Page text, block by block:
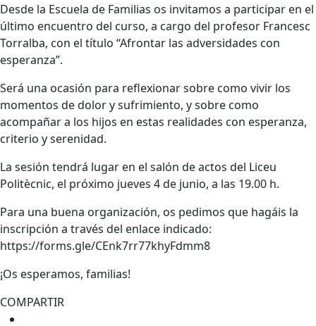
Desde la Escuela de Familias os invitamos a participar en el
último encuentro del curso, a cargo del profesor Francesc
Torralba, con el título “Afrontar las adversidades con
esperanza”.
Será una ocasión para reflexionar sobre como vivir los
momentos de dolor y sufrimiento, y sobre como
acompañar a los hijos en estas realidades con esperanza,
criterio y serenidad.
La sesión tendrá lugar en el salón de actos del Liceu
Politècnic, el próximo jueves 4 de junio, a las 19.00 h.
Para una buena organización, os pedimos que hagáis la
inscripción a través del enlace indicado:
https://forms.gle/CEnk7rr77khyFdmm8
¡Os esperamos, familias!
COMPARTIR